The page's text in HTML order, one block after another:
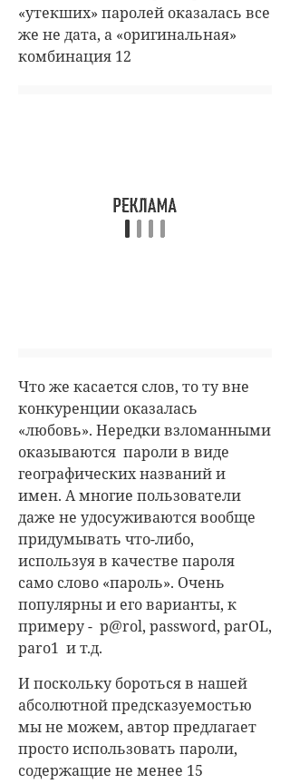
«утекших» паролей оказалась все
же не дата, а «оригинальная»
комбинация 12
Что же касается слов, то ту вне
конкуренции оказалась
«любовь». Нередки взломанными
оказываются пароли в виде
географических названий и
имен. А многие пользователи
даже не удосуживаются вообще
придумывать что-либо,
используя в качестве пароля
само слово «пароль». Очень
популярны и его варианты, к
примеру - p@rol, password, parOL,
paro1 и т.д.
И поскольку бороться в нашей
абсолютной предсказуемостью
мы не можем, автор предлагает
просто использовать пароли,
содержащие не менее 15